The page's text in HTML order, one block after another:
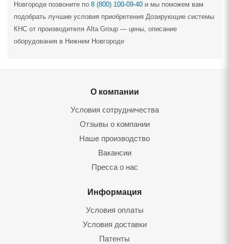
Новгороде позвоните по 8 (800) 100-09-40 и мы поможем вам
подобрать лучшие условия приобретения Дозирующие системы
КНС от производителя Alta Group — цены, описание
оборудования в Нижнем Новгороде
О компании
Условия сотрудничества
Отзывы о компании
Наше производство
Вакансии
Пресса о нас
Информация
Условия оплаты
Условия доставки
Патенты